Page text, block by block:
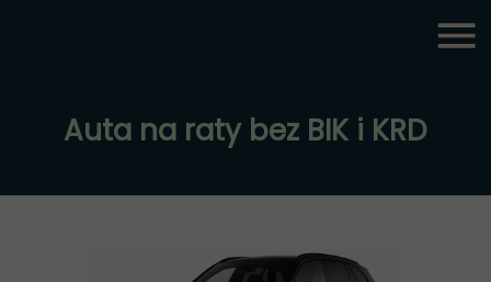
Auta na raty bez BIK i KRD